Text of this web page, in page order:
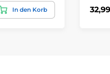
In den Korb